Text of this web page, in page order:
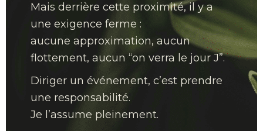
Mais derrière cette proximité, il y a
une exigence ferme :
aucune approximation, aucun
flottement, aucun “on verra le jour J”.
Diriger un événement, c’est prendre
une responsabilité.
Je l’assume pleinement.